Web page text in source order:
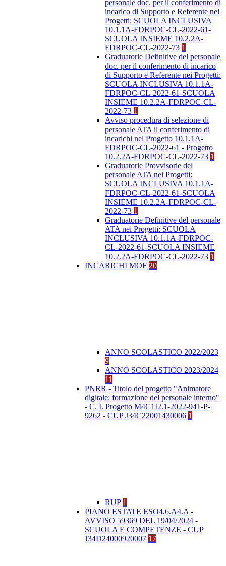
personale doc. per il conferimento di
incarico di Supporto e Referente nei
Progetti: SCUOLA INCLUSIVA
10.1.1A-FDRPOC-CL-2022-61-
SCUOLA INSIEME 10.2.2A-
FDRPOC-CL-2022-73 1
Graduatorie Definitive del personale
doc. per il conferimento di incarico
di Supporto e Referente nei Progetti:
SCUOLA INCLUSIVA 10.1.1A-
FDRPOC-CL-2022-61-SCUOLA
INSIEME 10.2.2A-FDRPOC-CL-
2022-73 1
Avviso procedura di selezione di
personale ATA il conferimento di
incarichi nel Progetto 10.1.1A-
FDRPOC-CL-2022-61 - Progetto
10.2.2A-FDRPOC-CL-2022-73 1
Graduatorie Provvisorie del
personale ATA nei Progetti:
SCUOLA INCLUSIVA 10.1.1A-
FDRPOC-CL-2022-61-SCUOLA
INSIEME 10.2.2A-FDRPOC-CL-
2022-73 1
Graduatorie Definitive del personale
ATA nei Progetti: SCUOLA
INCLUSIVA 10.1.1A-FDRPOC-
CL-2022-61-SCUOLA INSIEME
10.2.2A-FDRPOC-CL-2022-73 1
INCARICHI MOF 20
ANNO SCOLASTICO 2022/2023
9
ANNO SCOLASTICO 2023/2024
11
PNRR - Titolo del progetto "Animatore
digitale: formazione del personale interno"
- C. I. Progetto M4C1I2.1-2022-941-P-
9262 - CUP J34C22001430006 1
RUP 1
PIANO ESTATE ESO4.6.A4.A -
AVVISO 59369 DEL 19/04/2024 -
SCUOLA E COMPETENZE - CUP
J34D24000920007 17